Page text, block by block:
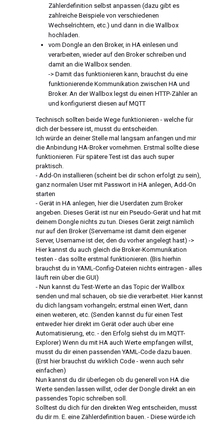
Zählerdefinition selbst anpassen (dazu gibt es
zahlreiche Beispiele von verschiedenen
Wechselrichtern, etc.) und dann in die Wallbox
hochladen.
vom Dongle an den Broker, in HA einlesen und
verarbeiten, wieder auf den Broker schreiben und
damit an die Wallbox senden.
-> Damit das funktionieren kann, brauchst du eine
funktionierende Kommunikation zwischen HA und
Broker. An der Wallbox legst du einen HTTP-Zähler an
und konfigurierst diesen auf MQTT
Technisch sollten beide Wege funktionieren - welche für
dich der bessere ist, musst du entscheiden.
Ich würde an deiner Stelle mal langsam anfangen und mir
die Anbindung HA-Broker vornehmen. Erstmal sollte diese
funktionieren. Für spätere Test ist das auch super
praktisch.
- Add-On installieren (scheint bei dir schon erfolgt zu sein),
ganz normalen User mit Passwort in HA anlegen, Add-On
starten
- Gerät in HA anlegen, hier die Userdaten zum Broker
angeben. Dieses Gerät ist nur ein Pseudo-Gerät und hat mit
deinem Dongle nichts zu tun. Dieses Gerät zeigt nämlich
nur auf den Broker (Servername ist damit dein eigener
Server, Username ist der, den du vorher angelegt hast) ->
Hier kannst du auch gleich die Broker-Kommunikation
testen - das sollte erstmal funktionieren. (Bis hierhin
brauchst du in YAML-Config-Dateien nichts eintragen - alles
läuft rein über die GUI)
- Nun kannst du Test-Werte an das Topic der Wallbox
senden und mal schauen, ob sie die verarbeitet. Hier kannst
du dich langsam vorhangeln; erstmal einen Wert, dann
einen weiteren, etc. (Senden kannst du für einen Test
entweder hier direkt im Gerät oder auch über eine
Automatisierung, etc. - den Erfolg siehst du im MQTT-
Explorer) Wenn du mit HA auch Werte empfangen willst,
musst du dir einen passenden YAML-Code dazu bauen.
(Erst hier brauchst du wirklich Code - wenn auch sehr
einfachen)
Nun kannst du dir überlegen ob du generell von HA die
Werte senden lassen willst, oder der Dongle direkt an ein
passendes Topic schreiben soll.
Solltest du dich für den direkten Weg entscheiden, musst
du dir m. E. eine Zählerdefinition bauen. - Diese würde ich